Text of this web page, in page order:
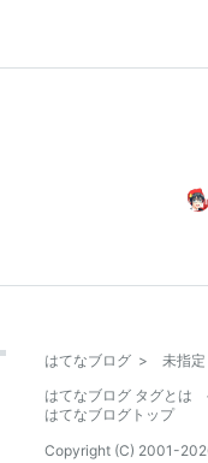
はてなブログ > 未指定
はてなブログ タグとは
はてなブログトップ
Copyright (C) 2001-